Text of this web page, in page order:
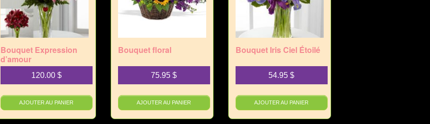
Bouquet Expression
d’amour
120.00 $
AJOUTER AU PANIER
Bouquet floral
75.95$
AJOUTER AU PANIER
Bouquet Iris Ciel Étoilé
54.95$
AJOUTER AU PANIER